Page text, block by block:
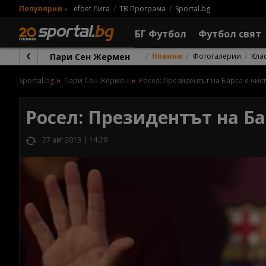
Популярни » efbet Лига ТВ Програма Sportal.bg
БГ Футбол Футбол свят
Пари Сен Жермен Новини Фотогалерии
Sportal.bg Пари Сен Жермен Росел: Президентът на Барса е
Росел: Президентът на
27 авг 2013 | 14:29